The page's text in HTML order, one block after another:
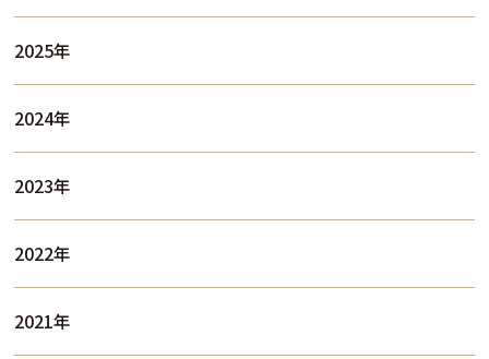
2025年
2024年
2023年
2022年
2021年